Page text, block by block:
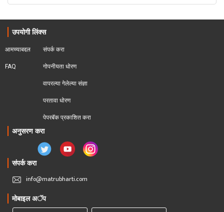
उपयोगी लिंक्स
आमच्याबद्दल
FAQ
संपर्क करा
गोपनीयता धोरण
वापरल्या गेलेल्या संज्ञा
परतावा धोरण
पेपरबॅक प्रकाशित करा
अनुसरण करा
संपर्क करा
info@matrubharti.com
मोबाइल अॅप